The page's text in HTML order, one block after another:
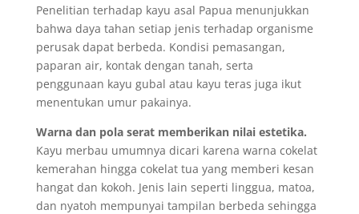
Penelitian terhadap kayu asal Papua menunjukkan
bahwa daya tahan setiap jenis terhadap organisme
perusak dapat berbeda. Kondisi pemasangan,
paparan air, kontak dengan tanah, serta
penggunaan kayu gubal atau kayu teras juga ikut
menentukan umur pakainya.
Warna dan pola serat memberikan nilai estetika.
Kayu merbau umumnya dicari karena warna cokelat
kemerahan hingga cokelat tua yang memberi kesan
hangat dan kokoh. Jenis lain seperti linggua, matoa,
dan nyatoh mempunyai tampilan berbeda sehingga